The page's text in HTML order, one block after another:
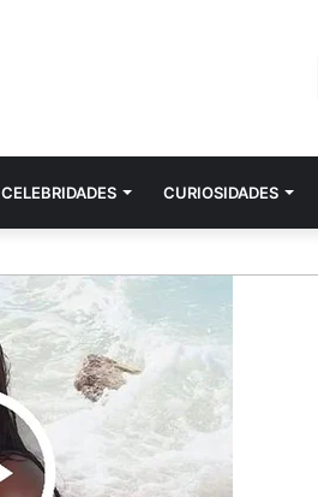
CELEBRIDADES CURIOSIDADES